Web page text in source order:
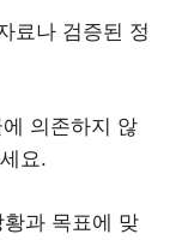
료나 검증된 정
의존하지 않
요.
과 목표에 맞